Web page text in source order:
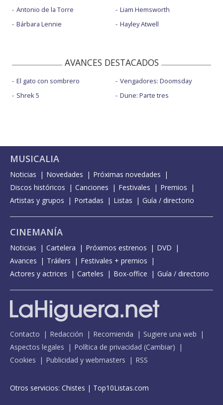
Antonio de la Torre
Bárbara Lennie
Liam Hemsworth
Hayley Atwell
AVANCES DESTACADOS
El gato con sombrero
Shrek 5
Vengadores: Doomsday
Dune: Parte tres
MUSICALIA
Noticias Novedades
Próximas novedades
Discos históricos
Canciones Festivales
Premios
Artistas y grupos
Portadas Listas Guía / directorio
CINEMANÍA
Noticias Cartelera Próximos estrenos
DVD
Avances
Tráilers
Festivales + premios
Actores y actrices
Carteles Box-office Guía / directorio
Contacto Redacción Recomienda
Sugiere una web
Aspectos legales
Política de privacidad (Cambiar)
Cookies
Publicidad y webmasters RSS
Otros servicios: Chistes | Top10Listas.com